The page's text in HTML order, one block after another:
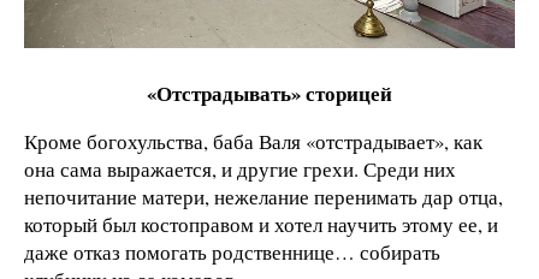
«Отстрадывать» сторицей
Кроме богохульства, баба Валя «отстрадывает», как
она сама выражается, и другие грехи. Среди них
непочитание матери, нежелание перенимать дар отца,
который был костоправом и хотел научить этому ее, и
даже отказ помогать родственнице… собирать